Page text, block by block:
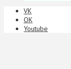
VK
ОК
Youtube